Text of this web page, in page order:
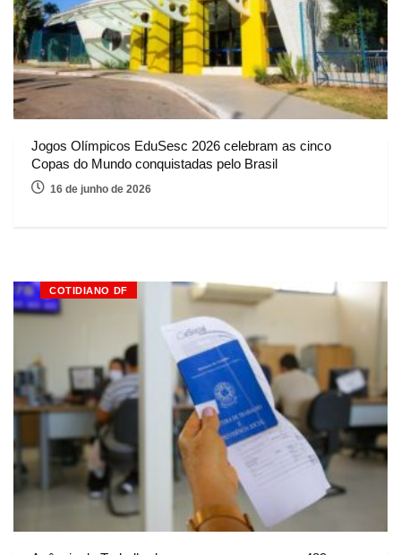
Jogos Olímpicos EduSesc 2026 celebram as cinco
Copas do Mundo conquistadas pelo Brasil
16 de junho de 2026
COTIDIANO DF